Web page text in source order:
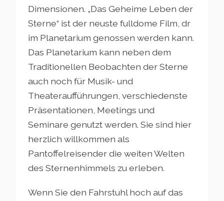
Dimensionen. „Das Geheime Leben der
Sterne“ ist der neuste fulldome Film, dr
im Planetarium genossen werden kann.
Das Planetarium kann neben dem
Traditionellen Beobachten der Sterne
auch noch für Musik- und
Theateraufführungen, verschiedenste
Präsentationen, Meetings und
Seminare genutzt werden. Sie sind hier
herzlich willkommen als
Pantoffelreisender die weiten Welten
des Sternenhimmels zu erleben.
Wenn Sie den Fahrstuhl hoch auf das